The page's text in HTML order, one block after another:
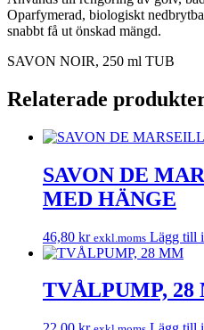
Oparfymerad, biologiskt
snabbt få ut önskad mängd.
SAVON NOIR, 250 ml TUB
Relaterade
SAVON DE
MED HÄNGE
46,80 kr exkl.moms Lägg till
TVÅLPUMP, 28